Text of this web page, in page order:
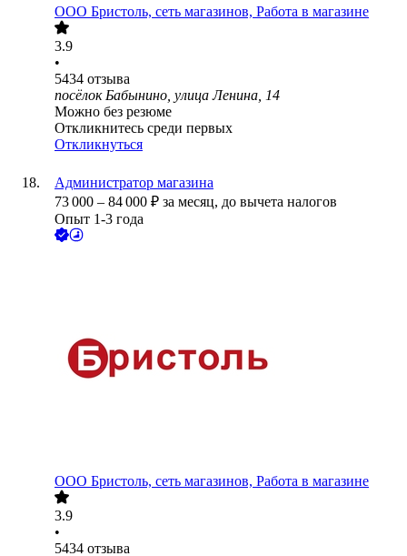
ООО Бристоль, сеть магазинов, Работа в магазине
3.9
•
5434 отзыва
посёлок Бабынино, улица Ленина, 14
Можно без резюме
Откликнитесь среди первых
Откликнуться
Администратор магазина
73 000 – 84 000 ₽ за месяц, до вычета налогов
Опыт 1-3 года
ООО Бристоль, сеть магазинов, Работа в магазине
3.9
•
5434 отзыва